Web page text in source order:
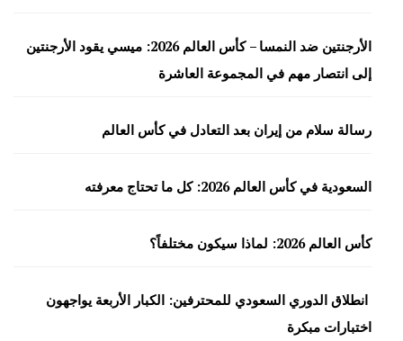
الأرجنتين ضد النمسا – كأس العالم 2026: ميسي يقود الأرجنتين
إلى انتصار مهم في المجموعة العاشرة
رسالة سلام من إيران بعد التعادل في كأس العالم
السعودية في كأس العالم 2026: كل ما تحتاج معرفته
كأس العالم 2026: لماذا سيكون مختلفاً؟
انطلاق الدوري السعودي للمحترفين: الكبار الأربعة يواجهون
اختبارات مبكرة